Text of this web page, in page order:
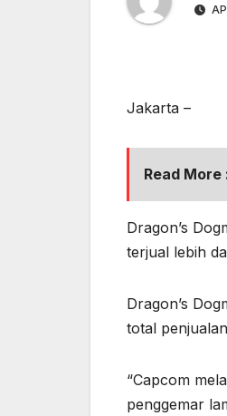
Jakarta –
Read More
Dragon’s
terjual lebih
Dragon’s
total
“Capcom
penggemar